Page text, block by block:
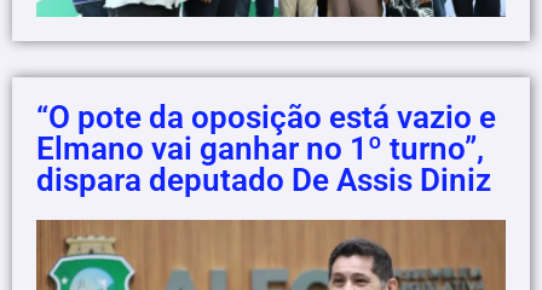
“O pote da oposição está vazio e
Elmano vai ganhar no 1º turno”,
dispara deputado De Assis Diniz